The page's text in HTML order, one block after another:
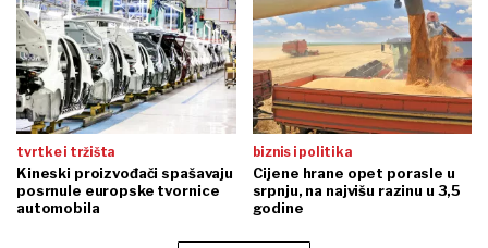
tvrtke i tržišta
Kineski proizvođači spašavaju
posrnule europske tvornice
automobila
biznis i politika
Cijene hrane opet porasle u
srpnju, na najvišu razinu u 3,5
godine